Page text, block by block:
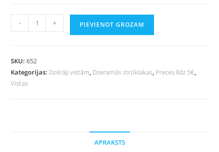
- + PIEVIENOT GROZAM
SKU:652
Kategorijas: Dzērāji vistām, Dzeramās strūklakas, Preces līdz 5€,
Vistas
APRAKSTS